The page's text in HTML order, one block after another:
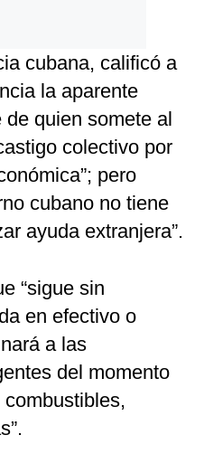
cubana, calificó a
la aparente
quien somete al
colectivo por
pero
cubano no tiene
ayuda extranjera”.
“sigue sin
en efectivo o
a las
del momento